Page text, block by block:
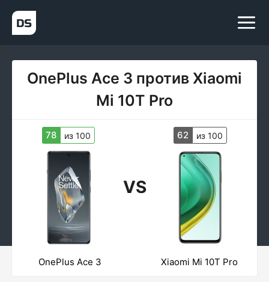
OnePlus Ace 3 против Xiaomi
Mi 10T Pro
78 из 100
VS
62 из 100
OnePlus Ace 3 Xiaomi Mi 10T Pro